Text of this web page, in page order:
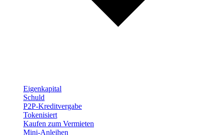
Eigenkapital
Schuld
P2P-Kreditvergabe
Tokenisiert
Kaufen zum Vermieten
Mini-Anleihen